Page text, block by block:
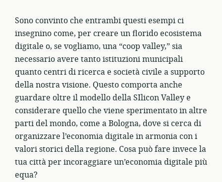
Sono convinto che entrambi questi esempi ci
insegnino come, per creare un florido ecosistema
digitale o, se vogliamo, una “coop valley,” sia
necessario avere tanto istituzioni municipali
quanto centri di ricerca e società civile a supporto
della nostra visione. Questo comporta anche
guardare oltre il modello della SIlicon Valley e
considerare quello che viene sperimentato in altre
parti del mondo, come a Bologna, dove si cerca di
organizzare l’economia digitale in armonia con i
valori storici della regione. Cosa può fare invece la
tua città per incoraggiare un’economia digitale più
equa?